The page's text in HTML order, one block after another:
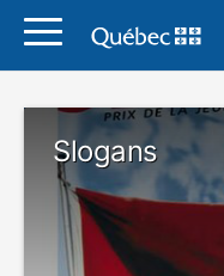
Slogans